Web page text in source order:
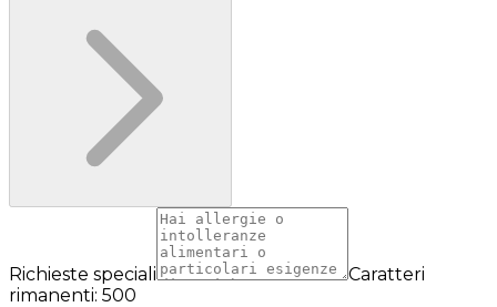
Richieste speciali
Caratteri
rimanenti: 500